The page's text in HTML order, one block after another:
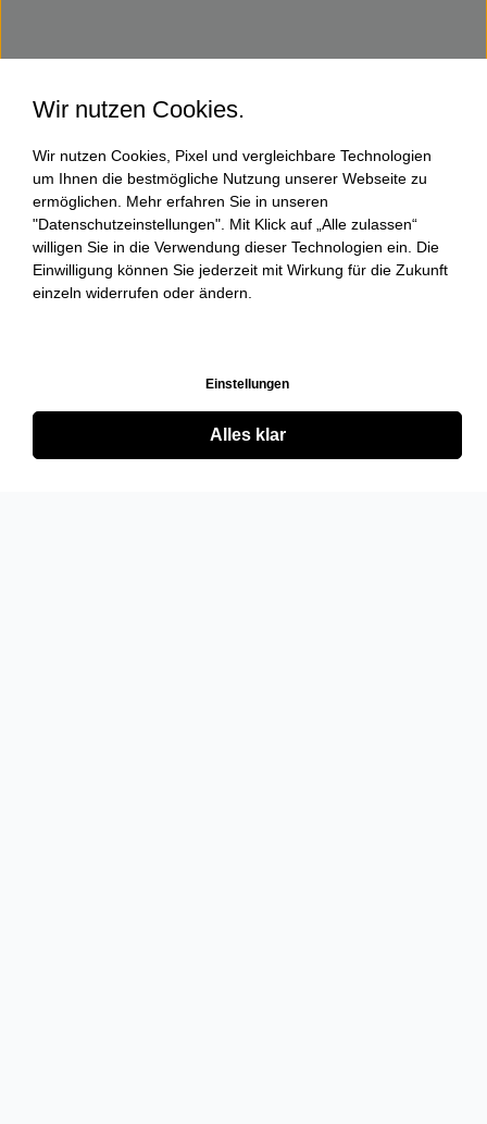
Wir nutzen Cookies.
Wir nutzen Cookies, Pixel und vergleichbare Technologien
um Ihnen die bestmögliche Nutzung unserer Webseite zu
ermöglichen. Mehr erfahren Sie in unseren
"Datenschutzeinstellungen". Mit Klick auf „Alle zulassen“
willigen Sie in die Verwendung dieser Technologien ein. Die
Einwilligung können Sie jederzeit mit Wirkung für die Zukunft
einzeln widerrufen oder ändern.
Einstellungen
Alles klar